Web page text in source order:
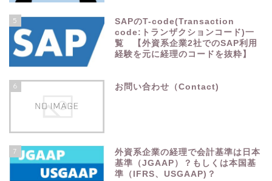
5
SAPのT-code(Transaction
code:トランザクションコード)一
覧 【外資系企業2社でのSAP利用
経験を元に経理のコードを抜粋】
6 お問い合わせ（Contact)
7
外資系企業の経理で会計基準は日本
基準（JGAAP）？もしくは本国基
準（IFRS、USGAAP)？